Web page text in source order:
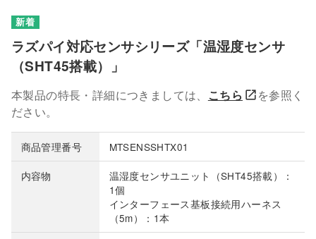
ラズパイ対応センサシリーズ「温湿度センサ
（SHT45搭載）」
本製品の特長・詳細につきましては、 こちら
を参照く
ださい。
商品管理番号 MTSENSSHTX01
内容物
温湿度センサユニット（SHT45搭載）：
1個
インターフェース基板接続用ハーネス
（5m）：1本